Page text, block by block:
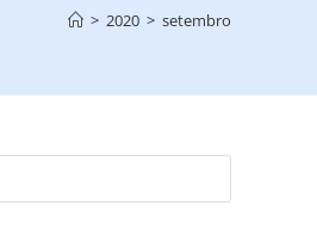
> 2020 > setembro